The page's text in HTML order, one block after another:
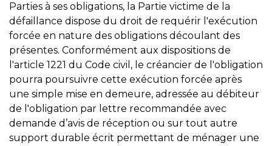
Parties à ses obligations, la Partie victime de la
défaillance dispose du droit de requérir l'exécution
forcée en nature des obligations découlant des
présentes. Conformément aux dispositions de
l'article 1221 du Code civil, le créancier de l'obligation
pourra poursuivre cette exécution forcée après
une simple mise en demeure, adressée au débiteur
de l'obligation par lettre recommandée avec
demande d’avis de réception ou sur tout autre
support durable écrit permettant de ménager une